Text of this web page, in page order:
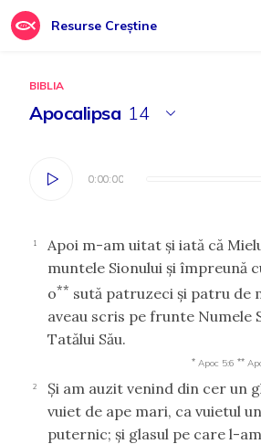
Resurse Creștine
BIBLIA
Apocalipsa 14
0:00:00
0:00:00
1 Apoi m-am uitat şi iată că
muntele Sionului şi împreună
o** sută patruzeci şi patru de
aveau scris pe frunte Numele
Tatălui Său.
* Apoc 5:6 **
2 Şi am auzit venind din cer un
vuiet de ape mari, ca vuietul
puternic; şi glasul pe care l-